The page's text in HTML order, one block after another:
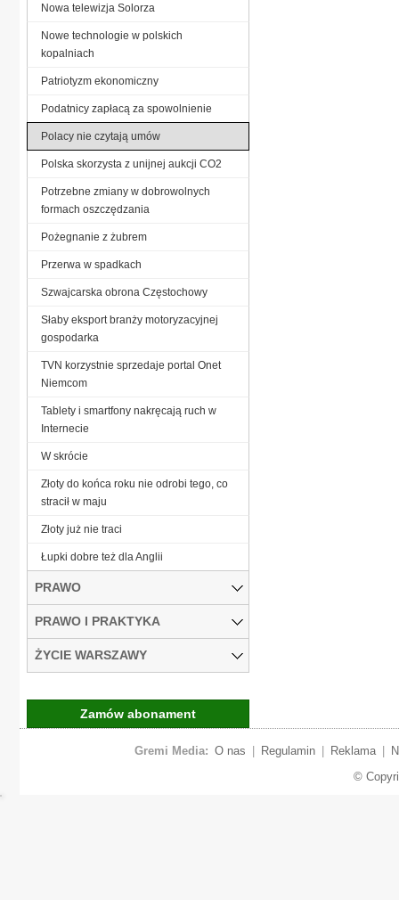
Nowa telewizja Solorza
Nowe technologie w polskich
kopalniach
Patriotyzm ekonomiczny
Podatnicy zapłacą za spowolnienie
Polacy nie czytają umów
Polska skorzysta z unijnej aukcji CO2
Potrzebne zmiany w dobrowolnych
formach oszczędzania
Pożegnanie z żubrem
Przerwa w spadkach
Szwajcarska obrona Częstochowy
Słaby eksport branży motoryzacyjnej
gospodarka
TVN korzystnie sprzedaje portal Onet
Niemcom
Tablety i smartfony nakręcają ruch w
Internecie
W skrócie
Złoty do końca roku nie odrobi tego, co
stracił w maju
Złoty już nie traci
Łupki dobre też dla Anglii
PRAWO
PRAWO I PRAKTYKA
ŻYCIE WARSZAWY
Zamów abonament
Gremi Media: O nas Regulamin Reklama
©